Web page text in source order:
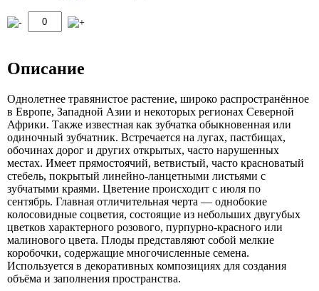
Описание
Однолетнее травянистое растение, широко распространённое
в Европе, Западной Азии и некоторых регионах Северной
Африки. Также известная как зубчатка обыкновенная или
одиночный зубчатник. Встречается на лугах, пастбищах,
обочинах дорог и других открытых, часто нарушенных
местах. Имеет прямостоячий, ветвистый, часто красноватый
стебель, покрытый линейно-ланцетными листьями с
зубчатыми краями. Цветение происходит с июля по
сентябрь. Главная отличительная черта — однобокие
колосовидные соцветия, состоящие из небольших двугубых
цветков характерного розового, пурпурно-красного или
малинового цвета. Плоды представляют собой мелкие
коробочки, содержащие многочисленные семена.
Используется в декоративных композициях для создания
объёма и заполнения пространства.